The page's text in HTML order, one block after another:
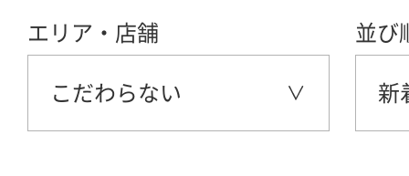
エリア・店舗
こだわらない
並び
新